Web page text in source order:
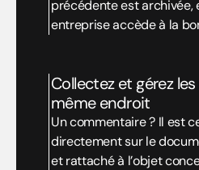
précédente est archivée,
entreprise accède à la
Collectez et gérez
même endroit
Un commentaire ? Il est
directement sur le
et rattaché à l’objet